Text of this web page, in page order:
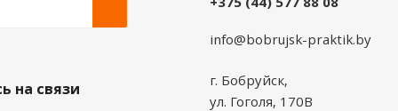
на связи
info@bobrujsk-praktik.by
г. Бобруйск,
ул. Гоголя, 170В